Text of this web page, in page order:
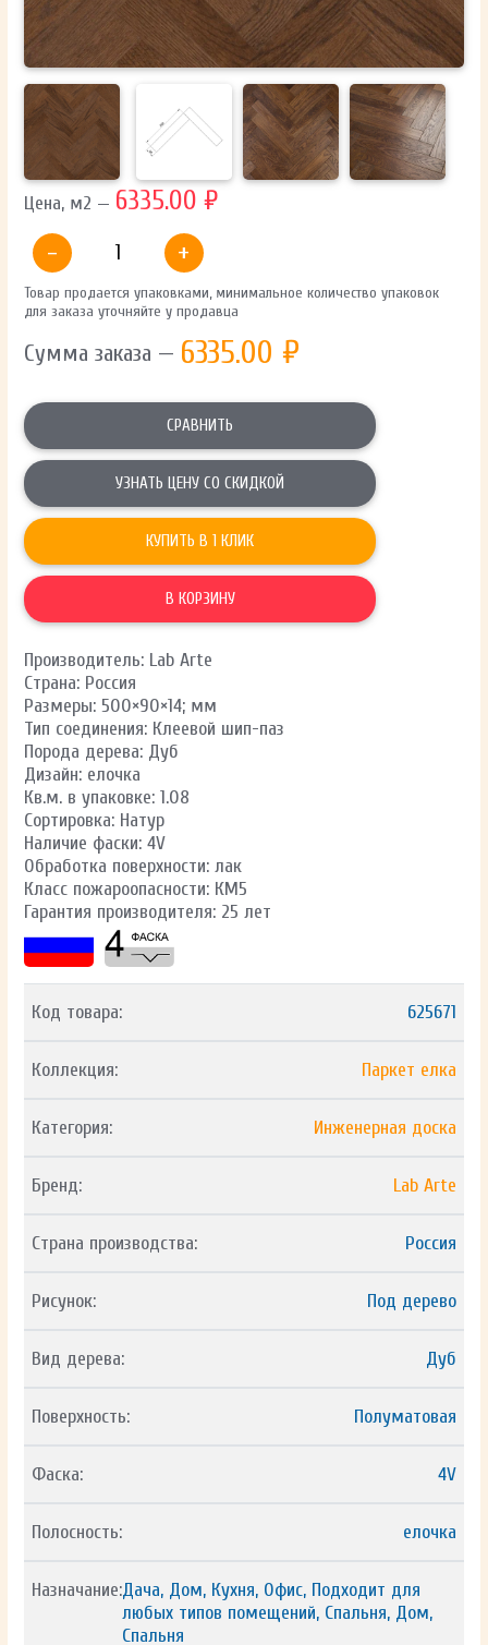
Цена, м2 — 6335.00 ₽
-
+
Товар продается упаковками, минимальное количество упаковок
для заказа уточняйте у продавца
Сумма заказа — 6335.00 ₽
СРАВНИТЬ
УЗНАТЬ ЦЕНУ СО СКИДКОЙ
КУПИТЬ В 1 КЛИК
В КОРЗИНУ
Производитель: Lab Arte
Страна: Россия
Размеры: 500×90×14; мм
Тип соединения: Клеевой шип-паз
Порода дерева: Дуб
Дизайн: елочка
Кв.м. в упаковке: 1.08
Сортировка: Натур
Наличие фаски: 4V
Обработка поверхности: лак
Класс пожароопасности: КМ5
Гарантия производителя: 25 лет
Код товара: 625671
Коллекция: Паркет елка
Категория: Инженерная доска
Бренд: Lab Arte
Страна производства: Россия
Рисунок: Под дерево
Вид дерева: Дуб
Поверхность: Полуматовая
Фаска: 4V
Полосность: елочка
Назначание:Дача, Дом, Кухня, Офис, Подходит для
любых типов помещений, Спальня, Дом,
Спальня